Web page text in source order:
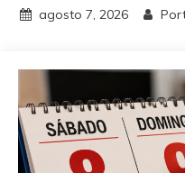
agosto 7, 2026